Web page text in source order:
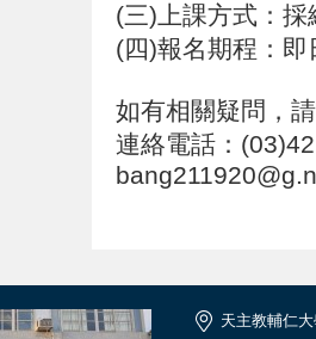
(三)上課方式：
(四)報名期程：
如有相關疑問，
連絡電話：
天主教輔仁